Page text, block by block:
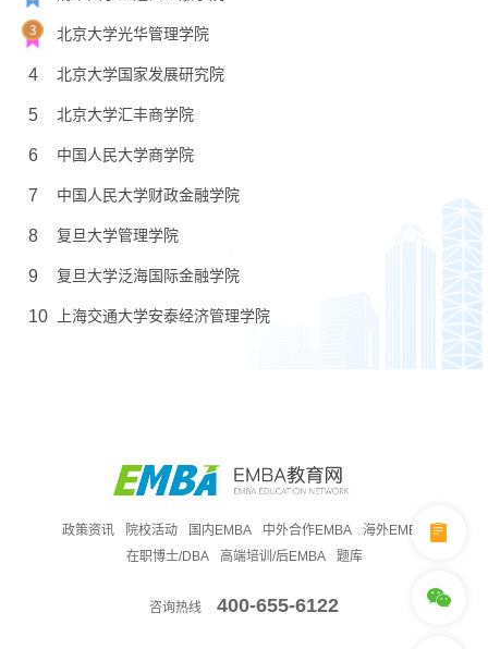
北京大学光华管理学院
4 北京大学国家发展研究院
5 北京大学汇丰商学院
6 中国人民大学商学院
7 中国人民大学财政金融学院
8 复旦大学管理学院
9 复旦大学泛海国际金融学院
10 上海交通大学安泰经济管理学院
政策资讯 院校活动 国内EMBA 中外合作EMBA
海外EMBA
在职博士/DBA
高端培训/后EMBA 题库
咨询热线 400-655-6122